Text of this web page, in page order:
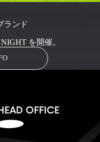
ランド
を開催。